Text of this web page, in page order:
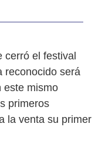
el festival
reconocido será
este mismo
primeros
la venta su primer